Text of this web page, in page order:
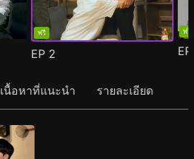
ฟรี
EP 2
ฟรี
เนื้อหาที่แนะนำ รายละเอียด